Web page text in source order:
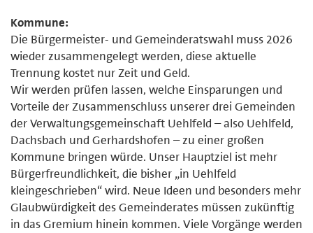
Kommune:
Die Bürgermeister- und Gemeinderatswahl muss 2026
wieder zusammengelegt werden, diese aktuelle
Trennung kostet nur Zeit und Geld.
Wir werden prüfen lassen, welche Einsparungen und
Vorteile der Zusammenschluss unserer drei Gemeinden
der Verwaltungsgemeinschaft Uehlfeld – also Uehlfeld,
Dachsbach und Gerhardshofen – zu einer großen
Kommune bringen würde. Unser Hauptziel ist mehr
Bürgerfreundlichkeit, die bisher „in Uehlfeld
kleingeschrieben“ wird. Neue Ideen und besonders mehr
Glaubwürdigkeit des Gemeinderates müssen zukünftig
in das Gremium hinein kommen. Viele Vorgänge werden